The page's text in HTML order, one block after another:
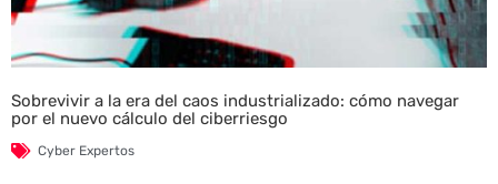
Sobrevivir a la era del caos industrializado: cómo navegar
por el nuevo cálculo del ciberriesgo
Cyber Expertos